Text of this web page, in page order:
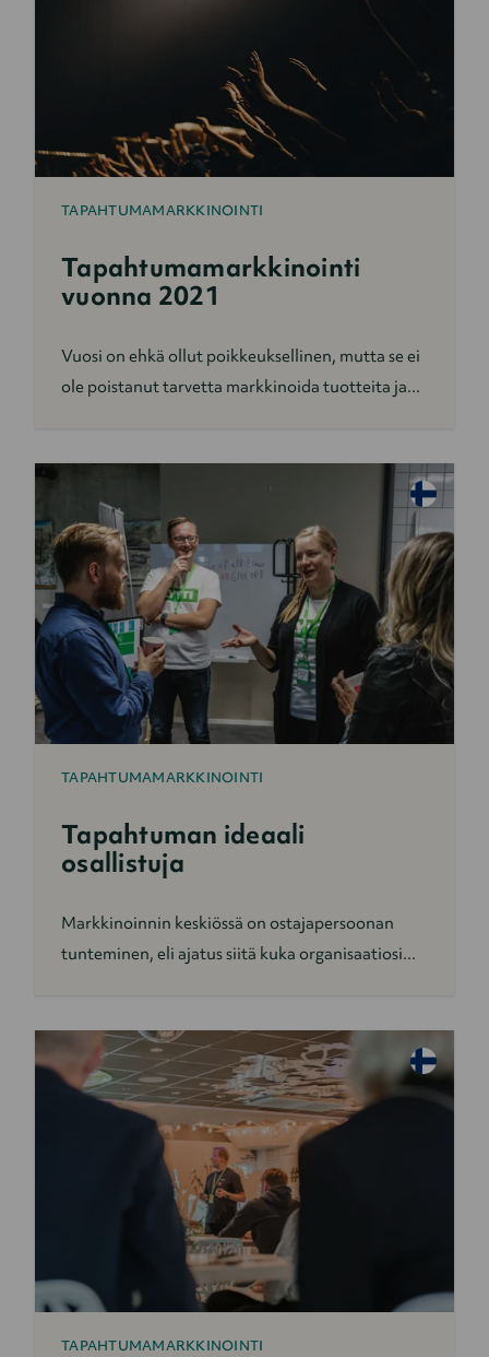
TAPAHTUMAMARKKINOINTI
Tapahtumamarkkinointi
vuonna 2021
Vuosi on ehkä ollut poikkeuksellinen, mutta se ei
ole poistanut tarvetta markkinoida tuotteita ja...
TAPAHTUMAMARKKINOINTI
Tapahtuman ideaali
osallistuja
Markkinoinnin keskiössä on ostajapersoonan
tunteminen, eli ajatus siitä kuka organisaatiosi...
TAPAHTUMAMARKKINOINTI